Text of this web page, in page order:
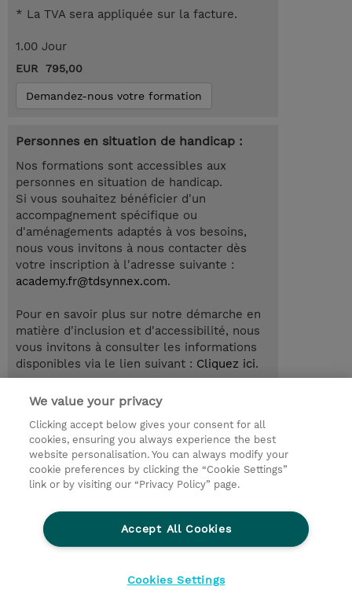
* La TVA sera appliquée sur la facture.
1.00 Jour
EUR 795,00
Demandez-nous votre formation
Personnes en situation de handicap :
Nos formations sont accessibles aux
personnes en situation de handicap.
Si vous souhaitez bénéficier d'un
accompagnement spécifique ou
d'aménagements adaptés à vos besoins,
nous vous invitons à nous contacter dès
votre inscription à l'adresse suivante :
academy.fr@tdsynnex.com.
Pour en savoir plus sur notre démarche en
matière d'inclusion et d'accessibilité, nous
vous invitons à consulter les informations
disponibles via le lien suivant : Cliquez ici.
© 2026 TD SYNNEX
Relations Investisseurs
Ethics and Compliance
Ethics Line
Politique Environnementale - RSE
Informations sur le transfert des données
We value your privacy
Clicking accept below gives your consent for all
cookies, ensuring you always experience the best
website personalisation. You can always modify your
cookie preferences by clicking the “Cookie Settings”
link or by visiting our “Privacy Policy” page.
Accept All Cookies
Cookies Settings